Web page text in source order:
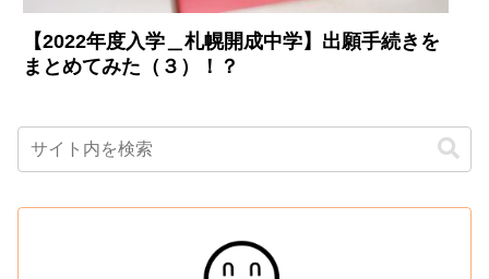
【2022年度入学＿札幌開成中学】出願手続きを
まとめてみた（３）！？